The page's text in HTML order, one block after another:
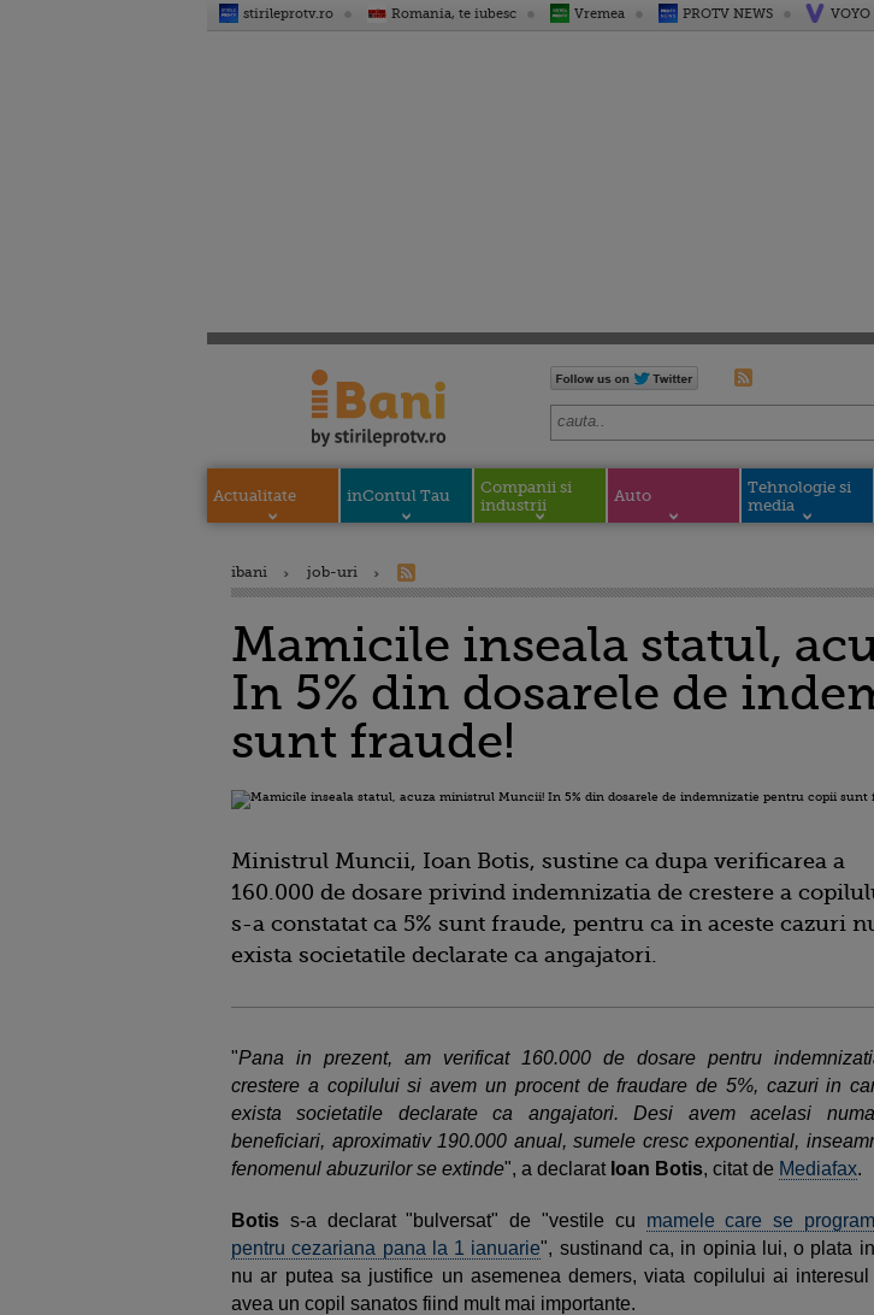
stirileprotv.ro Romania, te iubesc Vremea PROTV NEWS VOYO
Actualitate inContul Tau
Companii si
industrii
Auto
Tehnologie si
media
ibani job-uri
Mamicile inseala statul,
In 5% din dosarele de
sunt fraude!
Ministrul Muncii, Ioan Botis, sustine ca dupa verificarea a
160.000 de dosare privind indemnizatia de crestere a
s-a constatat ca 5% sunt fraude, pentru ca in aceste cazuri
exista societatile declarate ca angajatori.
"Pana in prezent, am verificat 160.000 de dosare pentru
crestere a copilului si avem un procent de fraudare de 5%, cazuri in
exista societatile declarate ca angajatori. Desi avem acelasi
beneficiari, aproximativ 190.000 anual, sumele cresc exponential,
fenomenul abuzurilor se extinde", a declarat Ioan Botis, citat de Mediafax.
Botis s-a declarat "bulversat" de "vestile cu mamele care se
pentru cezariana pana la 1 ianuarie", sustinand ca, in opinia lui, o plata
nu ar putea sa justifice un asemenea demers, viata copilului ai
avea un copil sanatos fiind mult mai importante.